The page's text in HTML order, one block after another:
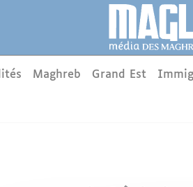
Maghreb Grand Est